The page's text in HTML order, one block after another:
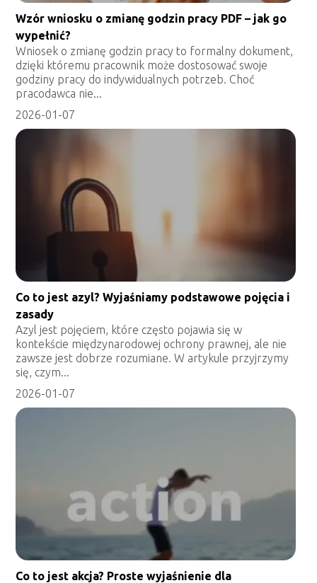
Wzór wniosku o zmianę godzin pracy PDF – jak go
wypełnić?
Wniosek o zmianę godzin pracy to formalny dokument,
dzięki któremu pracownik może dostosować swoje
godziny pracy do indywidualnych potrzeb. Choć
pracodawca nie...
2026-01-07
Co to jest azyl? Wyjaśniamy podstawowe pojęcia i
zasady
Azyl jest pojęciem, które często pojawia się w
kontekście międzynarodowej ochrony prawnej, ale nie
zawsze jest dobrze rozumiane. W artykule przyjrzymy
się, czym...
2026-01-07
Co to jest akcja? Proste wyjaśnienie dla